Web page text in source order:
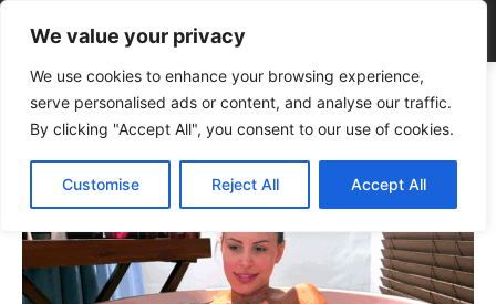
We value your privacy
We use cookies to enhance your browsing experience,
serve personalised ads or content, and analyse our traffic.
By clicking "Accept All", you consent to our use of cookies.
Customise Reject All Accept All
Tags Φραντζέσκα Σωτηρίου γενέθλια
Tag:Φραντζέσκα Σωτηρίου
γενέθλια